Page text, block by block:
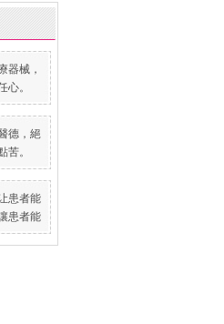
器械，
心。
德，絕
苦。
患者能
患者能